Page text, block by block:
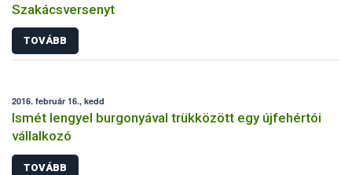
Szakácsversenyt
TOVÁBB
2016. február 16., kedd
Ismét lengyel burgonyával trükközött egy újfehértói
vállalkozó
TOVÁBB